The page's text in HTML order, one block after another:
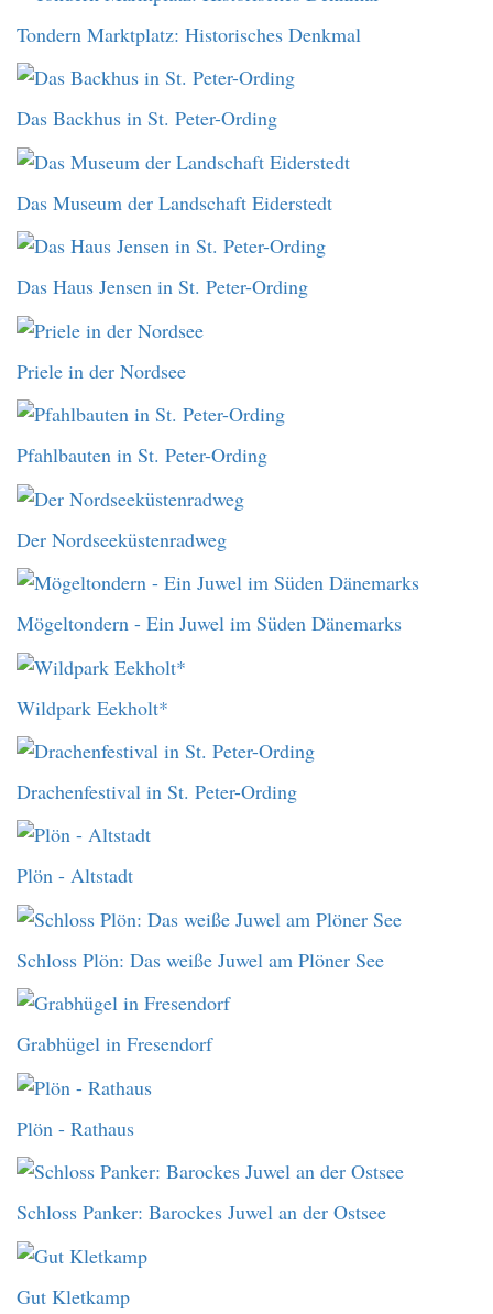
Tondern Marktplatz: Historisches Denkmal
Das Backhus in St. Peter-Ording
Das Museum der Landschaft Eiderstedt
Das Haus Jensen in St. Peter-Ording
Priele in der Nordsee
Pfahlbauten in St. Peter-Ording
Der Nordseeküstenradweg
Mögeltondern - Ein Juwel im Süden Dänemarks
Wildpark Eekholt*
Drachenfestival in St. Peter-Ording
Plön - Altstadt
Schloss Plön: Das weiße Juwel am Plöner See
Grabhügel in Fresendorf
Plön - Rathaus
Schloss Panker: Barockes Juwel an der Ostsee
Gut Kletkamp